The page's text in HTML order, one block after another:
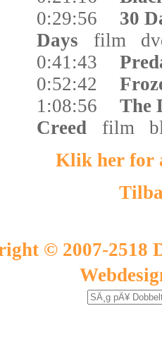
0:29:56
30
Days
film
0:41:43
0:52:42
1:08:56
The
Creed
film
Klik her for
© 2007-2518